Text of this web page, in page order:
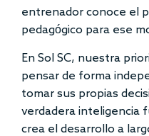
entrenador conoce el
pedagógico para ese
En Sol SC, nuestra
pensar de forma
tomar sus propias
verdadera inteligencia
crea el desarrollo a